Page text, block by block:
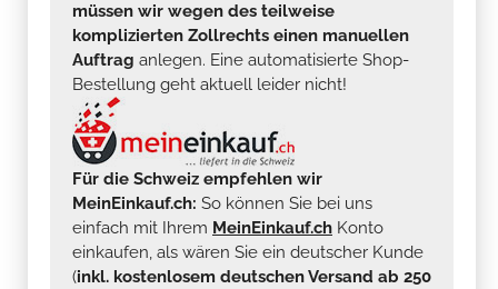
müssen wir wegen des teilweise
komplizierten Zollrechts einen manuellen
Auftrag anlegen. Eine automatisierte Shop-
Bestellung geht aktuell leider nicht!
Für die Schweiz empfehlen wir
MeinEinkauf.ch: So können Sie bei uns
einfach mit Ihrem MeinEinkauf.ch Konto
einkaufen, als wären Sie ein deutscher Kunde
(inkl. kostenlosem deutschen Versand ab 250